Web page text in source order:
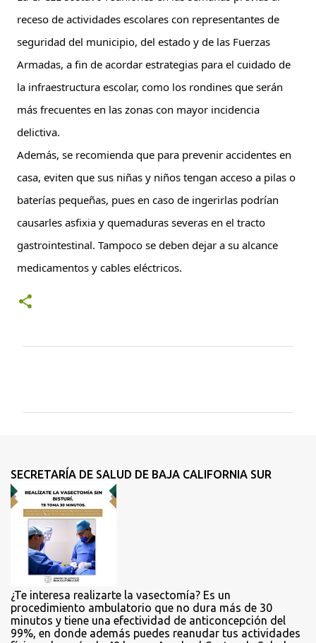
receso de actividades escolares con representantes de
seguridad del municipio, del estado y de las Fuerzas
Armadas, a fin de acordar estrategias para el cuidado de
la infraestructura escolar, como los rondines que serán
más frecuentes en las zonas con mayor incidencia
delictiva.
Además, se recomienda que para prevenir accidentes en
casa, eviten que sus niñas y niños tengan acceso a pilas o
baterías pequeñas, pues en caso de ingerirlas podrían
causarles asfixia y quemaduras severas en el tracto
gastrointestinal. Tampoco se deben dejar a su alcance
medicamentos y cables eléctricos.
t
a
r
o
SECRETARÍA DE SALUD DE BAJA CALIFORNIA SUR
¿Te interesa realizarte la vasectomía? Es un
procedimiento ambulatorio que no dura más de 30
minutos y tiene una efectividad de anticoncepción del
99%, en donde además puedes reanudar tus actividades